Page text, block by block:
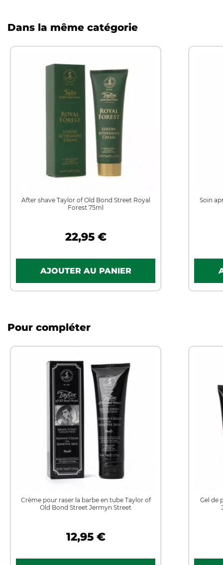
Dans la même catégorie
After shave Taylor of Old Bond Street Royal
Forest 75ml
22,95 €
Soin
Pour compléter
Crème pour raser la barbe en tube Taylor of
Old Bond Street Jermyn Street
12,95 €
Gel de